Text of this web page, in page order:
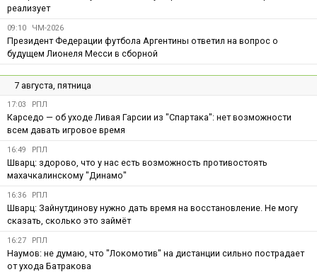
реализует
09:10 ЧМ-2026
Президент Федерации футбола Аргентины ответил на вопрос о
будущем Лионеля Месси в сборной
7 августа, пятница
17:03 РПЛ
Карседо — об уходе Ливая Гарсии из "Спартака": нет возможности
всем давать игровое время
16:49 РПЛ
Шварц: здорово, что у нас есть возможность противостоять
махачкалинскому "Динамо"
16:36 РПЛ
Шварц: Зайнутдинову нужно дать время на восстановление. Не могу
сказать, сколько это займёт
16:27 РПЛ
Наумов: не думаю, что "Локомотив" на дистанции сильно пострадает
от ухода Батракова